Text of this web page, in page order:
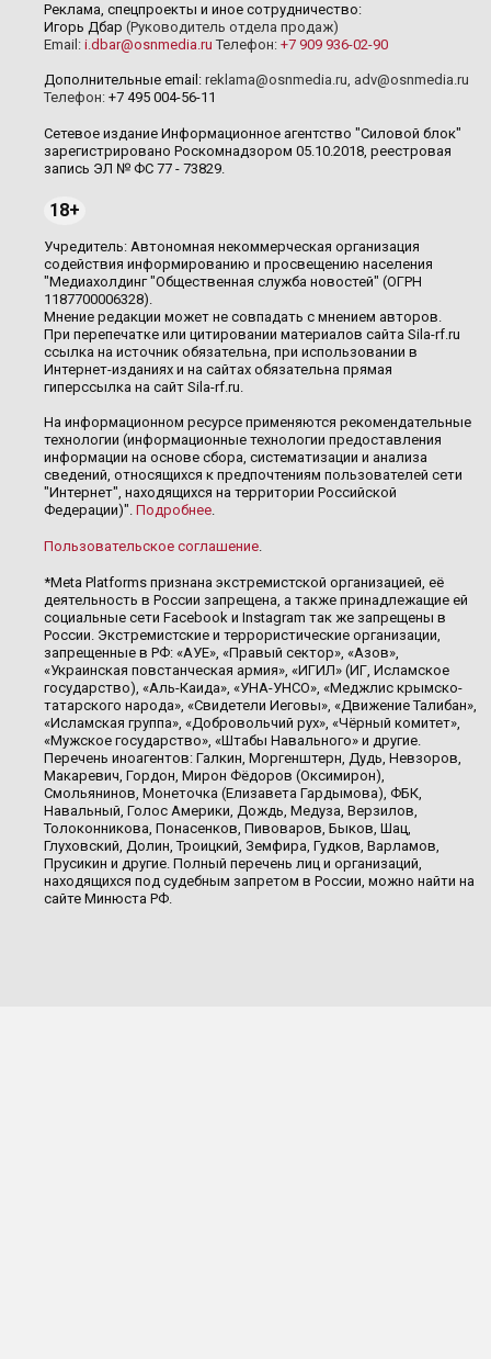
Реклама, спецпроекты и иное сотрудничество:
Игорь Дбар (Руководитель отдела продаж)
Email: i.dbar@osnmedia.ru Телефон: +7 909 936-02-90
Дополнительные email: reklama@osnmedia.ru, adv@osnmedia.ru
Телефон: +7 495 004-56-11
Сетевое издание Информационное агентство "Силовой блок"
зарегистрировано Роскомнадзором 05.10.2018, реестровая
запись ЭЛ № ФС 77 - 73829.
18+
Учредитель: Автономная некоммерческая организация
содействия информированию и просвещению населения
"Медиахолдинг "Общественная служба новостей" (ОГРН
1187700006328).
Мнение редакции может не совпадать с мнением авторов.
При перепечатке или цитировании материалов сайта Sila-rf.ru
ссылка на источник обязательна, при использовании в
Интернет-изданиях и на сайтах обязательна прямая
гиперссылка на сайт Sila-rf.ru.
На информационном ресурсе применяются рекомендательные
технологии (информационные технологии предоставления
информации на основе сбора, систематизации и анализа
сведений, относящихся к предпочтениям пользователей сети
"Интернет", находящихся на территории Российской
Федерации)". Подробнее.
Пользовательское соглашение.
*Meta Platforms признана экстремистской организацией, её
деятельность в России запрещена, а также принадлежащие ей
социальные сети Facebook и Instagram так же запрещены в
России. Экстремистские и террористические организации,
запрещенные в РФ: «АУЕ», «Правый сектор», «Азов»,
«Украинская повстанческая армия», «ИГИЛ» (ИГ, Исламское
государство), «Аль-Каида», «УНА-УНСО», «Меджлис крымско-
татарского народа», «Свидетели Иеговы», «Движение Талибан»,
«Исламская группа», «Добровольчий рух», «Чёрный комитет»,
«Мужское государство», «Штабы Навального» и другие.
Перечень иноагентов: Галкин, Моргенштерн, Дудь, Невзоров,
Макаревич, Гордон, Мирон Фёдоров (Оксимирон),
Смольянинов, Монеточка (Елизавета Гардымова), ФБК,
Навальный, Голос Америки, Дождь, Медуза, Верзилов,
Толоконникова, Понасенков, Пивоваров, Быков, Шац,
Глуховский, Долин, Троицкий, Земфира, Гудков, Варламов,
Прусикин и другие. Полный перечень лиц и организаций,
находящихся под судебным запретом в России, можно найти на
сайте Минюста РФ.